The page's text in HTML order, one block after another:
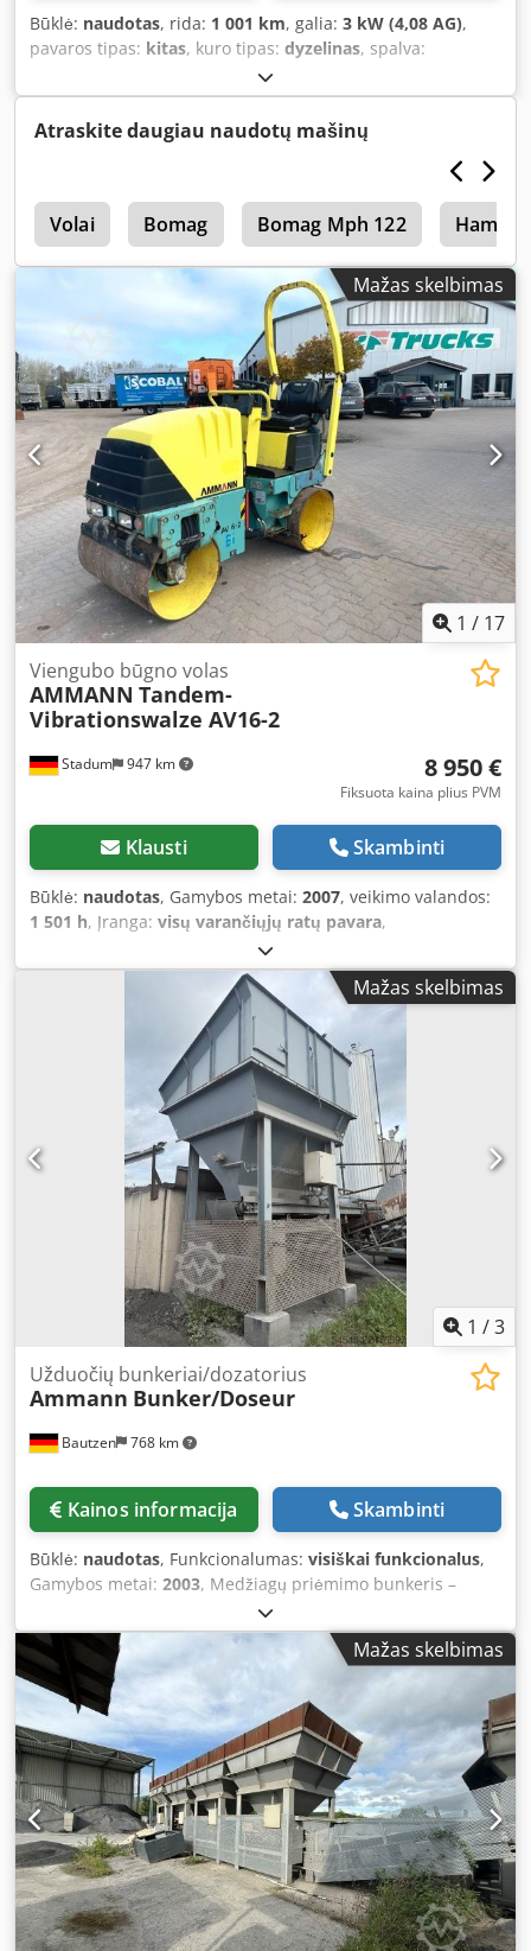
Būklė: naudotas, rida: 1 001 km, galia: 3 kW (4,08 AG),
pavaros tipas: kitas, kuro tipas: dyzelinas, spalva:
111 kg
01/2006, Gamybos metai:2006, vairuotojo kabina:kitas,
Atraskite daugiau naudotų mašinų
Volai Bomag Bomag Mph 122 Hamm
Mažas skelbimas
1 / 17
Stadum 947 km
Viengubo būgno volas
AMMANN Tandem-
Vibrationswalze AV16-2
8 950 €
Fiksuota kaina plius PVM
Klausti Skambinti
Būklė: naudotas, Gamybos metai: 2007, veikimo valandos:
1 501 h, Įranga: visų varančiųjų ratų pavara,
Mažas skelbimas
1 /3
Bautzen 768 km
Užduočių bunkeriai/dozatorius
Ammann Bunker/Doseur
Kainos informacija Skambinti
Būklė: naudotas, Funkcionalumas: visiškai funkcionalus,
Gamybos metai: 2003, Medžiagų priėmimo bunkeris –
Viršutinė dalis – Tinklelis – Išleidimo / perdavimo juosta
Dcedpezq S Hzjfx Akljk – Transportavimo juosta
Mažas skelbimas